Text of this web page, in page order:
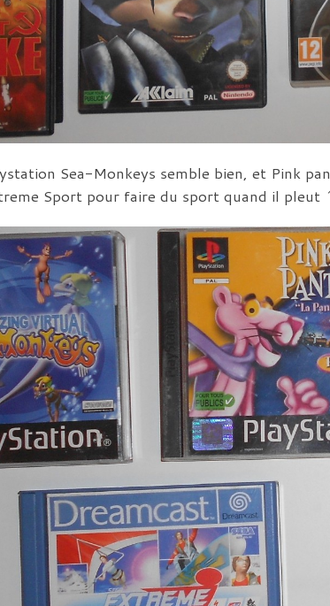
Sea-Monkeys semble bien, et Pink
Sport pour faire du sport quand il pleut